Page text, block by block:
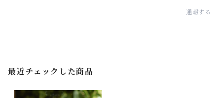
通報する
最近チェックした商品